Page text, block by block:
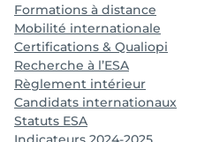
Formations à distance
Mobilité internationale
Certifications & Qualiopi
Recherche à l’ESA
Règlement intérieur
Candidats internationaux
Statuts ESA